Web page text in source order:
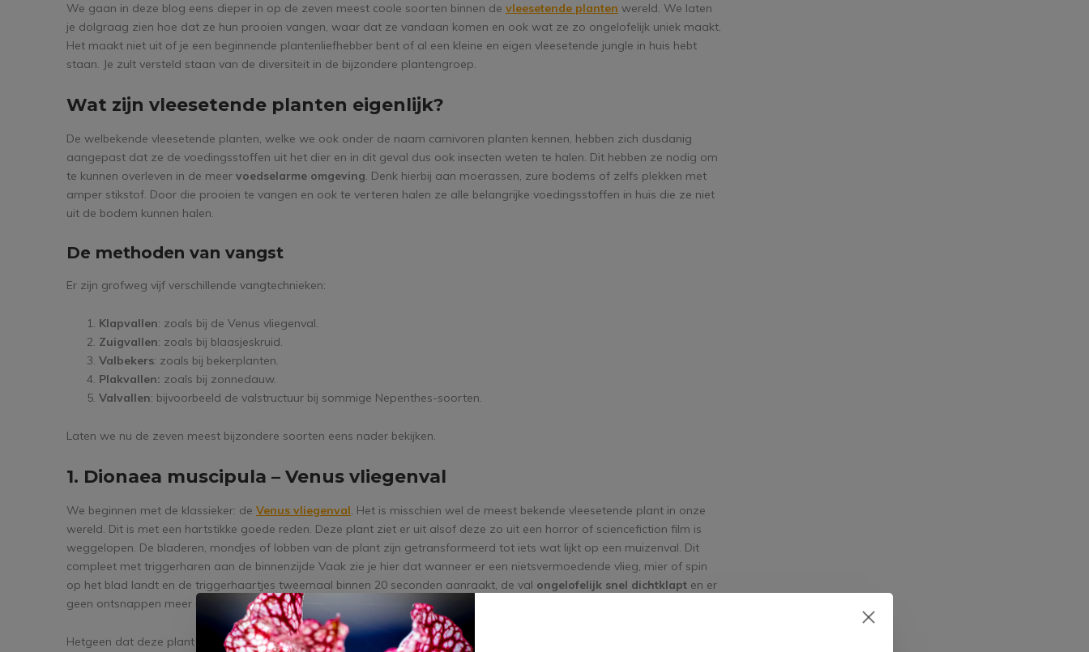
We gaan in deze blog eens dieper in op de zeven meest coole soorten binnen de vleesetende planten wereld. We laten
je dolgraag zien hoe dat ze hun prooien vangen, waar dat ze vandaan komen en ook wat ze zo ongelofelijk uniek maakt.
Het maakt niet uit of je een beginnende plantenliefhebber bent of al een kleine en eigen vleesetende jungle in huis hebt
staan. Je zult versteld staan van de diversiteit in de bijzondere plantengroep.
Wat zijn vleesetende planten eigenlijk?
De welbekende vleesetende planten, welke we ook onder de naam carnivoren planten kennen, hebben zich dusdanig
aangepast dat ze de voedingsstoffen uit het dier en in dit geval dus ook insecten weten te halen. Dit hebben ze nodig om
te kunnen overleven in de meer voedselarme omgeving. Denk hierbij aan moerassen, zure bodems of zelfs plekken met
amper stikstof. Door die prooien te vangen en ook te verteren halen ze alle belangrijke voedingsstoffen in huis die ze niet
uit de bodem kunnen halen.
De methoden van vangst
Er zijn grofweg vijf verschillende vangtechnieken:
Klapvallen: zoals bij de Venus vliegenval.
Zuigvallen: zoals bij blaasjeskruid.
Valbekers: zoals bij bekerplanten.
Plakvallen: zoals bij zonnedauw.
Valvallen: bijvoorbeeld de valstructuur bij sommige Nepenthes-soorten.
Laten we nu de zeven meest bijzondere soorten eens nader bekijken.
1. Dionaea muscipula – Venus vliegenval
We beginnen met de klassieker: de Venus vliegenval. Het is misschien wel de meest bekende vleesetende plant in onze
wereld. Dit is met een hartstikke goede reden. Deze plant ziet er uit alsof deze zo uit een horror of sciencefiction film is
weggelopen. De bladeren, mondjes of lobben van de plant zijn getransformeerd tot iets wat lijkt op een muizenval. Dit
compleet met triggerharen aan de binnenzijde Vaak zie je hier dat wanneer er een nietsvermoedende vlieg, mier of spin
op het blad landt en de triggerhaartjes tweemaal binnen 20 seconden aanraakt, de val ongelofelijk snel dichtklapt en er
geen ontsnappen meer mogelijk is.
Hetgeen dat deze plant zo ongelofelijk fascinerend maakt, is de combinatie van snelheid, precisie en ook efficiëntie. Het is